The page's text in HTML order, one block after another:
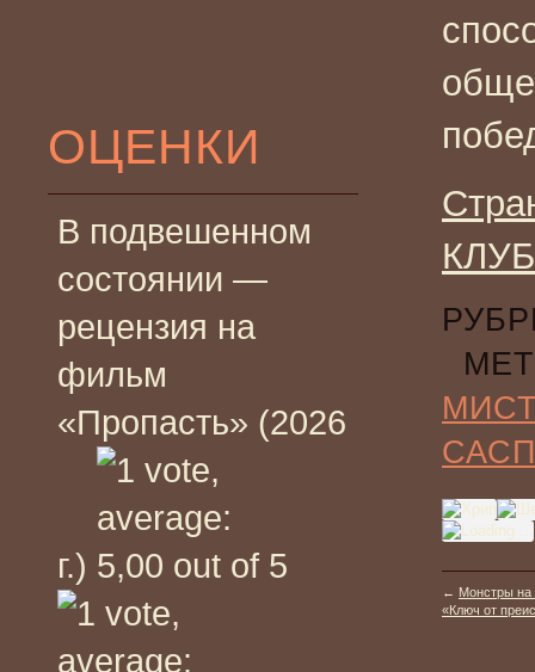
ОЦЕНКИ
В подвешенном
состоянии —
рецензия на
фильм
«Пропасть» (2026
г.)
← Монстры на
«Ключ от